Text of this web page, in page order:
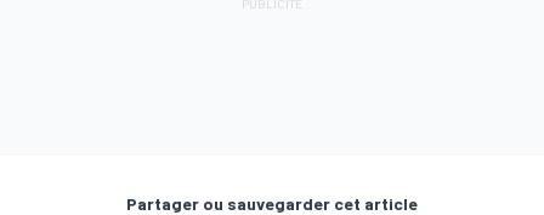
Partager ou sauvegarder cet article